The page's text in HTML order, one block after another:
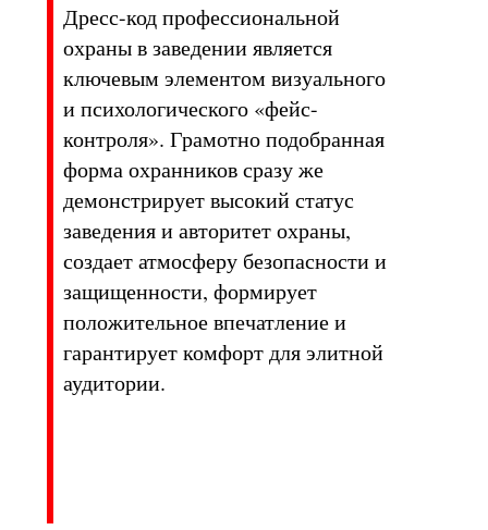
Дресс-код профессиональной
охраны в заведении является
ключевым элементом визуального
и психологического «фейс-
контроля». Грамотно подобранная
форма охранников сразу же
демонстрирует высокий статус
заведения и авторитет охраны,
создает атмосферу безопасности и
защищенности, формирует
положительное впечатление и
гарантирует комфорт для элитной
аудитории.